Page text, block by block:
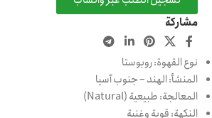
مشاركة
نوع القهوة: روبوستا
المنشأ: الهند – جنوب آسيا
المعالجة: طبيعية (Natural)
النكهة: قوية وغنية